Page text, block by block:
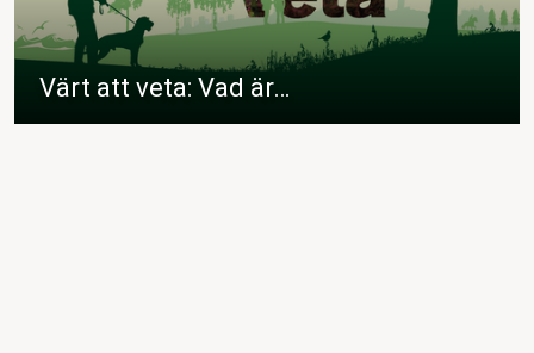
Värt att veta: Vad är…